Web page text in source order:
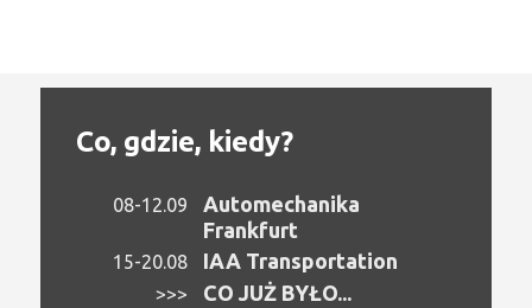
Co, gdzie, kiedy?
08-12.09
Automechanika
Frankfurt
15-20.08 IAA Transportation
>>> CO JUŻ BYŁO...